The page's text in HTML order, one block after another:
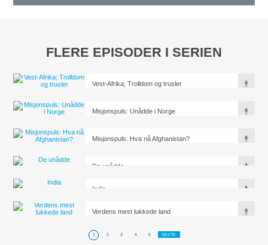
FLERE EPISODER I SERIEN
Vest-Afrika; Trolldom og trusler
Misjonspuls: Unådde i Norge
Misjonspuls: Hva nå Afghanistan?
De unådde
India
Verdens mest lukkede land
1 2 3 4 5 NESTE